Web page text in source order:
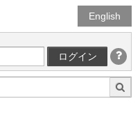
English
ログイン